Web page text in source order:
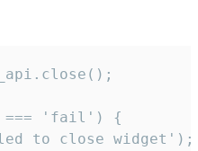
=== 'fail') {
to close widget');